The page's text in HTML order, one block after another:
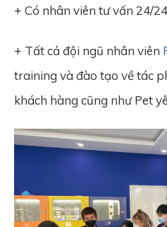
+ Có nhân viên tư vấn 24/
+ Tất cả đội ngũ nhân viên
training và đào tạo về tác
khách hàng cũng như Pet